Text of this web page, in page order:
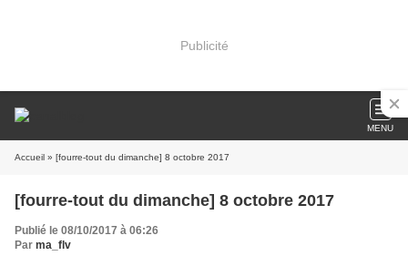
Publicité
MENU
Accueil » [fourre-tout du dimanche] 8 octobre 2017
[fourre-tout du dimanche] 8 octobre 2017
Publié le 08/10/2017 à 06:26
Par ma_flv